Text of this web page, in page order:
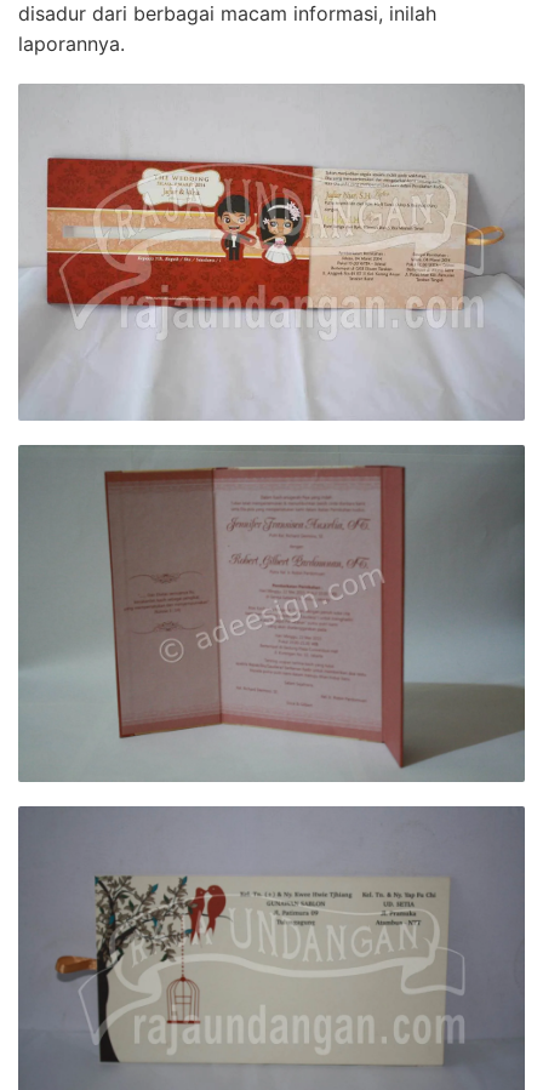
disadur dari berbagai macam informasi, inilah
laporannya.